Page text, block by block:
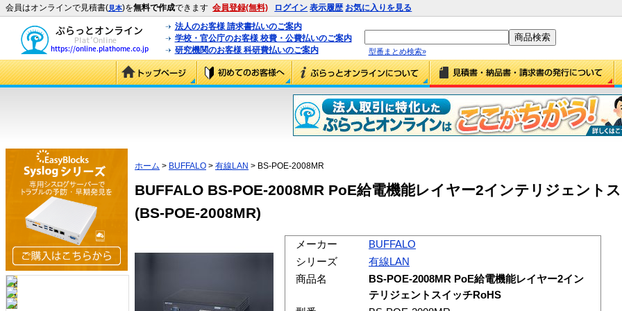
会員はオンラインで見積書(見本)を無料で作成できます 会員登録(無料) ログイン 表示履歴 お気に入りを見る
法人のお客様 請求書払いのご案内
学校・官公庁のお客様 校費・公費払いのご案内
研究機関のお客様 科研費払いのご案内
型番まとめ検索»
ホーム > BUFFALO > 有線LAN > BS-POE-2008MR
BUFFALO BS-POE-2008MR PoE給電機能レイヤー2インテリジェント
(BS-POE-2008MR)
メーカー
BUFFALO
シリーズ
有線LAN
商品名
BS-POE-2008MR PoE給電機能レイヤー2イン
テリジェントスイッチRoHS